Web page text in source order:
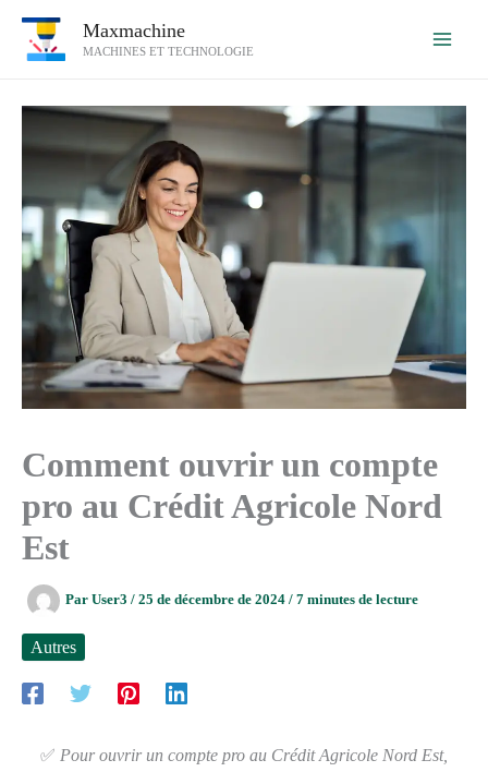
Maxmachine
MACHINES ET TECHNOLOGIE
Comment ouvrir un compte
pro au Crédit Agricole Nord
Est
Par User3 / 25 de décembre de 2024 / 7 minutes de lecture
Autres
✅ Pour ouvrir un compte pro au Crédit Agricole Nord Est,